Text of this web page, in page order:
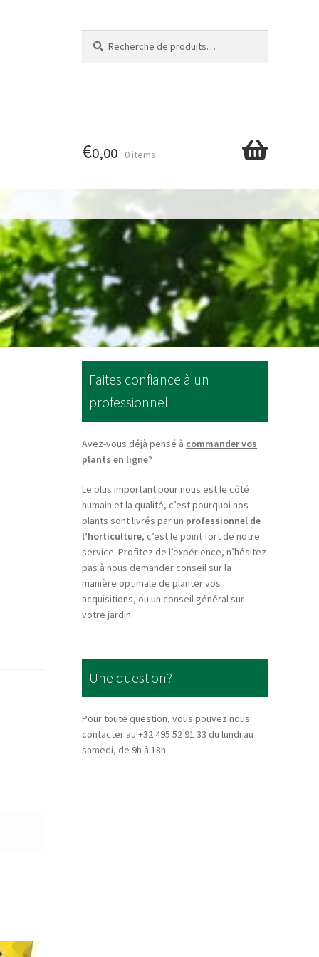
pour :
€0,00 0 items
Faites confiance à un
professionnel
Avez-vous déjà pensé à commander vos
plants en ligne?
Le plus important pour nous est le côté
humain et la qualité, c’est pourquoi nos
plants sont livrés par un professionnel de
l’horticulture, c’est le point fort de notre
service. Profitez de l’expérience, n’hésitez
pas à nous demander conseil sur la
manière optimale de planter vos
acquisitions, ou un conseil général sur
votre jardin.
Une question?
Pour toute question, vous pouvez nous
contacter au +32 495 52 91 33 du lundi au
samedi, de 9h à 18h.